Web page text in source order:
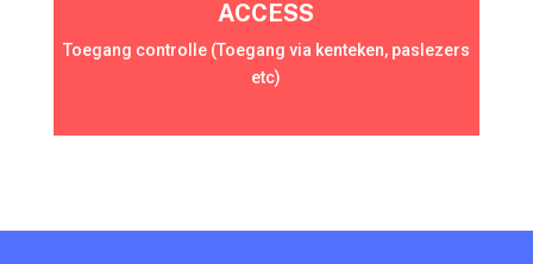
ACCESS
Toegang controlle (Toegang via kenteken, paslezers
etc)